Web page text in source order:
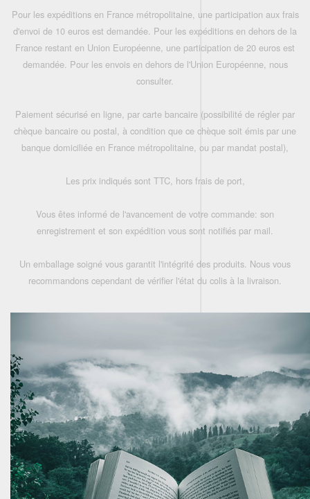
Pour les expéditions en France métropolitaine, une participation aux frais
d'envoi de 10 euros est demandée. Pour les expéditions en dehors de la
France restant en Union Européenne, une participation de 20 euros est
demandée. Pour les envois en dehors de l'Union Européenne, nous
consulter.
Paiement sécurisé en ligne, par carte bancaire (possibilité de régler par
chèque bancaire ou postal, à condition que ce chèque soit émis par une
banque domiciliée en France métropolitaine, ou par mandat postal),
Les prix indiqués sont TTC, hors frais de port,
Vous êtes informé de l'avancement de votre commande: son
enregistrement et son expédition vous sont notifiés par mail.
Un emballage soigné vous garantit l'intégrité des produits. Nous vous
recommandons cependant de vérifier l'état du colis à la livraison.